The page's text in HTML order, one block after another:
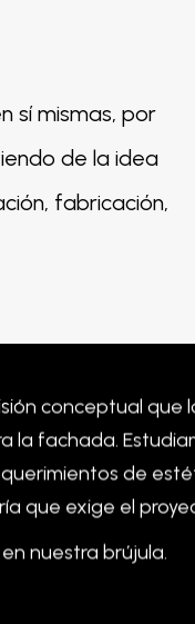
sí mismas, por
de la idea
fabricación,
conceptual que
la fachada.
de
que exige el
nuestra brújula.